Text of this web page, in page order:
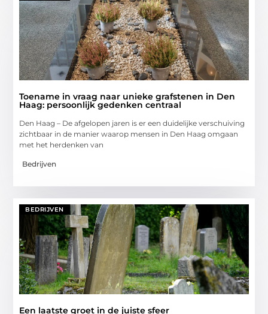
Toename in vraag naar unieke grafstenen in Den
Haag: persoonlijk gedenken centraal
Den Haag – De afgelopen jaren is er een duidelijke verschuiving
zichtbaar in de manier waarop mensen in Den Haag omgaan
met het herdenken van
Bedrijven
BEDRIJVEN
Een laatste groet in de juiste sfeer